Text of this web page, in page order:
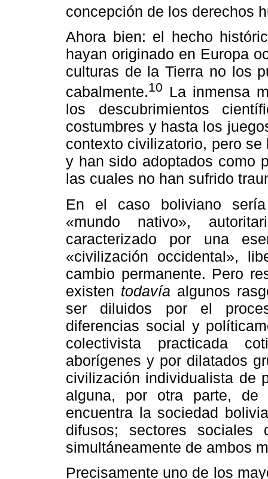
concepción de los derechos
Ahora bien: el hecho
hayan originado en Europa
culturas de la Tierra no los
cabalmente.10
La inmensa
los descubrimientos
costumbres y hasta los
contexto civilizatorio, pero
y han sido adoptados como
las cuales no han sufrido
En el caso boliviano
«mundo nativo»,
caracterizado por una
«civilización occidental»,
cambio permanente. Pero
existen todavía algunos
ser diluidos por el
diferencias social y
colectivista practicada
aborígenes y por dilatados
civilización individualista de
alguna, por otra parte,
encuentra la sociedad
difusos; sectores sociales
simultáneamente de ambos
Precisamente uno de los